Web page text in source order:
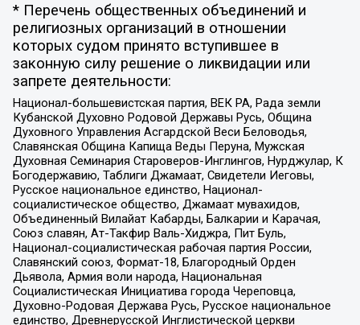
* Перечень общественных объединений и
религиозных организаций в отношении
которых судом принято вступившее в
законную силу решение о ликвидации или
запрете деятельности:
Национал-большевистская партия, ВЕК РА, Рада земли
Кубанской Духовно Родовой Державы Русь, Община
Духовного Управления Асгардской Веси Беловодья,
Славянская Община Капища Веды Перуна, Мужская
Духовная Семинария Староверов-Инглингов, Нурджулар, К
Богодержавию, Таблиги Джамаат, Свидетели Иеговы,
Русское национальное единство, Национал-
социалистическое общество, Джамаат мувахидов,
Объединенный Вилайат Кабарды, Балкарии и Карачая,
Союз славян, Ат-Такфир Валь-Хиджра, Пит Буль,
Национал-социалистическая рабочая партия России,
Славянский союз, Формат-18, Благородный Орден
Дьявола, Армия воли народа, Национальная
Социалистическая Инициатива города Череповца,
Духовно-Родовая Держава Русь, Русское национальное
единство, Древнерусской Инглистической церкви